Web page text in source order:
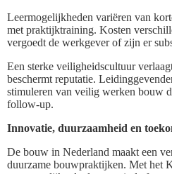
Leermogelijkheden variëren van
met praktijktraining. Kosten
vergoedt de werkgever of zijn er
Een sterke veiligheidscultuur
beschermt reputatie.
stimuleren van veilig werken bouw
follow-up.
Innovatie, duurzaamheid en
De bouw in Nederland maakt een
duurzame bouwpraktijken. Met het